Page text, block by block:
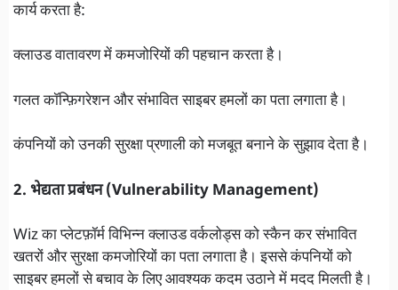
कार्य करता है:
क्लाउड वातावरण में कमजोरियों की पहचान करता है।
गलत कॉन्फ़िगरेशन और संभावित साइबर हमलों का पता लगाता है।
कंपनियों को उनकी सुरक्षा प्रणाली को मजबूत बनाने के सुझाव देता है।
2. भेद्यता प्रबंधन (Vulnerability Management)
Wiz का प्लेटफ़ॉर्म विभिन्न क्लाउड वर्कलोड्स को स्कैन कर संभावित
खतरों और सुरक्षा कमजोरियों का पता लगाता है। इससे कंपनियों को
साइबर हमलों से बचाव के लिए आवश्यक कदम उठाने में मदद मिलती है।